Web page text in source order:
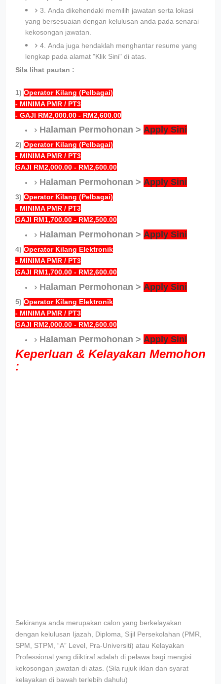
3. Anda dikehendaki memilih jawatan serta lokasi
yang bersesuaian dengan kelulusan anda pada senarai
kekosongan jawatan.
4. Anda juga hendaklah menghantar resume yang
lengkap pada alamat "Klik Sini" di atas.
Sila lihat pautan :
1) Operator Kilang (Pelbagai)
- MINIMA PMR / PT3
- GAJI RM2,000.00 - RM2,600.00
Halaman Permohonan > Apply Sini
2) Operator Kilang (Pelbagai)
- MINIMA PMR / PT3
GAJI RM2,000.00 - RM2,600.00
Halaman Permohonan > Apply Sini
3) Operator Kilang (Pelbagai)
- MINIMA PMR / PT3
GAJI RM1,700.00 - RM2,500.00
Halaman Permohonan > Apply Sini
4) Operator Kilang Elektronik
- MINIMA PMR / PT3
GAJI RM1,700.00 - RM2,600.00
Halaman Permohonan > Apply Sini
5) Operator Kilang Elektronik
- MINIMA PMR / PT3
GAJI RM2,000.00 - RM2,600.00
Halaman Permohonan > Apply Sini
Keperluan & Kelayakan Memohon
:
Sekiranya anda merupakan calon yang berkelayakan
dengan kelulusan Ijazah, Diploma, Sijil Persekolahan (PMR,
SPM, STPM, “A” Level, Pra-Universiti) atau Kelayakan
Professional yang diiktiraf adalah di pelawa bagi mengisi
kekosongan jawatan di atas. (Sila rujuk iklan dan syarat
kelayakan di bawah terlebih dahulu)